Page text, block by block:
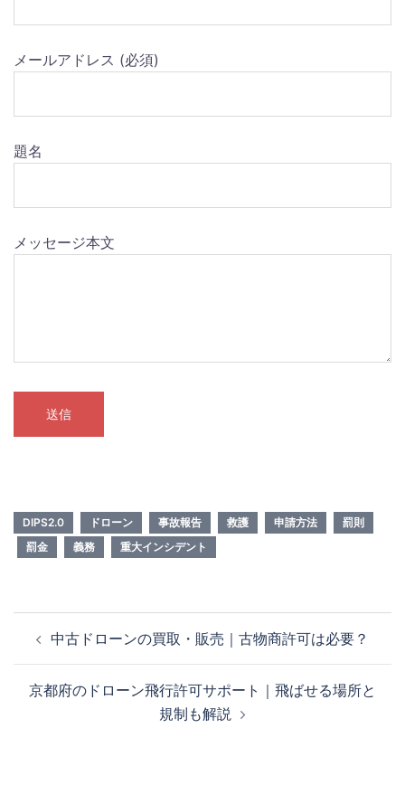
メールアドレス (必須)
題名
メッセージ本文
DIPS2.0 ドローン 事故報告 救護 申請方法
罰則
罰金
義務 重大インシデント
ビ
中古ドローンの買取・販売｜古物商許可は必要？
京都府のドローン飛行許可サポート｜飛ばせる場所と
規制も解説